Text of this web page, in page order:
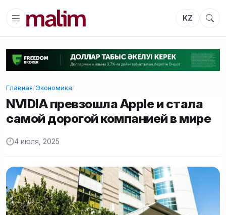
KZ
Главная/Экономика/
NVIDIA превзошла Apple и стала
самой дорогой компанией в мире
4 июля, 2025